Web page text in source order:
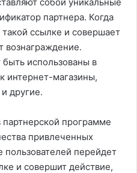
партнера. Когда
ссылке и совершает
вознаграждение.
использованы в
интернет-магазины,
другие.
программе
привлеченных
перейдет
и совершит действие,